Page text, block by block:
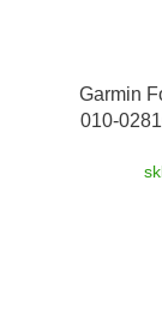
Garmin
010-